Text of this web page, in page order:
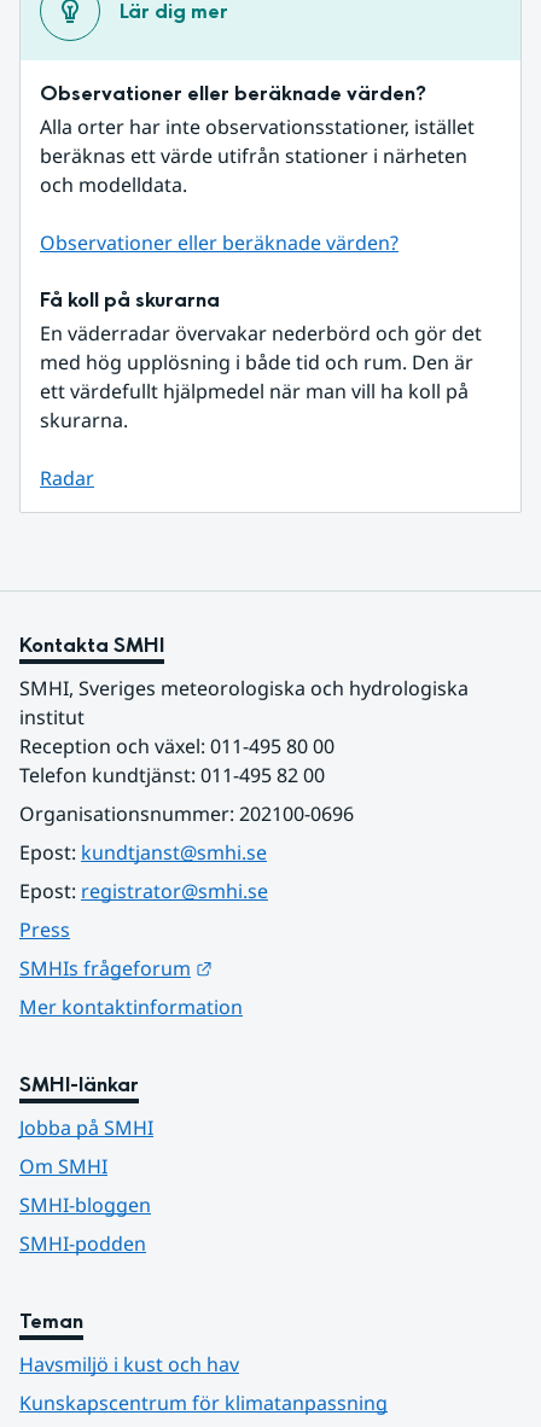
Lär dig mer
Observationer eller beräknade värden?
Alla orter har inte observationsstationer, istället
beräknas ett värde utifrån stationer i närheten
och modelldata.
Observationer eller beräknade värden?
Få koll på skurarna
En väderradar övervakar nederbörd och gör det
med hög upplösning i både tid och rum. Den är
ett värdefullt hjälpmedel när man vill ha koll på
skurarna.
Radar
Kontakta SMHI
SMHI, Sveriges meteorologiska och hydrologiska
institut
Reception och växel: 011-495 80 00
Telefon kundtjänst: 011-495 82 00
Organisationsnummer: 202100-0696
Epost: kundtjanst@smhi.se
Epost: registrator@smhi.se
Press
SMHIs frågeforum
Mer kontaktinformation
SMHI-länkar
Jobba på SMHI
Om SMHI
SMHI-bloggen
SMHI-podden
Teman
Havsmiljö i kust och hav
Kunskapscentrum för klimatanpassning